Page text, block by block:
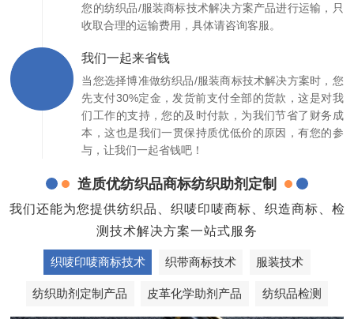
您的纺织品/服装商标技术解决方案产品进行运输，只
收取合理的运输费用，具体请咨询客服。
我们一起来省钱
当您选择博准做纺织品/服装商标技术解决方案时，您
先支付30%定金，发货前支付全部的货款，这是对我
们工作的支持，您的及时付款，为我们节省了财务成
本，这也是我们一贯保持质优低价的原因，有您的参
与，让我们一起省钱吧！
造质优纺织品商标纺织助剂定制
我们还能为您提供纺织品、织唛印唛商标、织造商标、检
测技术解决方案一站式服务
织唛印唛商标技术 织带商标技术 服装技术
纺织助剂定制产品 皮革化学助剂产品 纺织品检测